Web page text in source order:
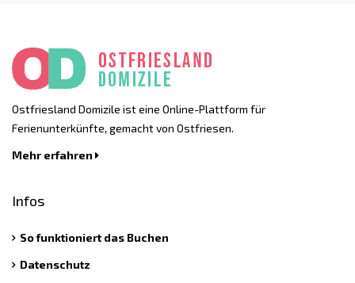
Ostfriesland Domizile ist eine Online-Plattform für
Ferienunterkünfte, gemacht von Ostfriesen.
Mehr erfahren
Infos
So funktioniert das Buchen
Datenschutz